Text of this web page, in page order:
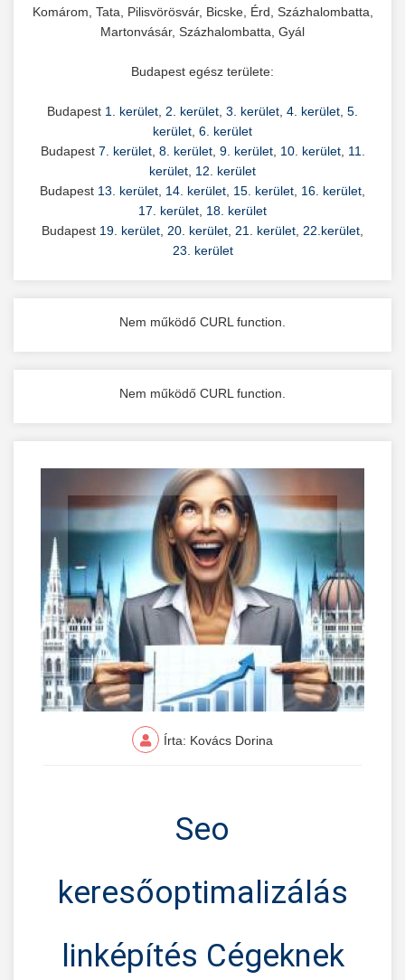
Komárom, Tata, Pilisvörösvár, Bicske, Érd, Százhalombatta,
Martonvásár, Százhalombatta, Gyál
Budapest egész területe:
Budapest 1. kerület 2. kerület 3. kerület 4. kerület 5.
kerület 6. kerület
Budapest 7. kerület, 8. kerület, 9. kerület, 10. kerület, 11.
kerület 12. kerület
Budapest 13. kerület 14. kerület 15. kerület 16. kerület
17. kerület 18. kerület
Budapest 19. kerület 20. kerület 21. kerület 22.kerület
23. kerület
Nem működő CURL function.
Nem működő CURL function.
Írta: Kovács Dorina
Seo
keresőoptimalizálás
linképítés Cégeknek